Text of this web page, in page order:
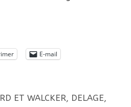
E-mail
ET WALCKER, DELAGE,